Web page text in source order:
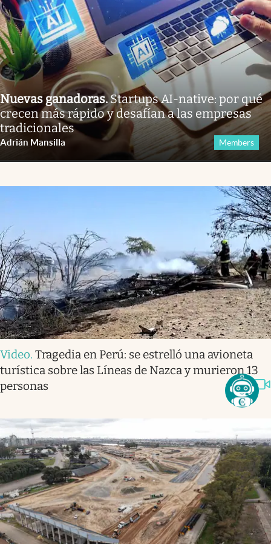
Nuevas ganadoras.Startups AI-native: por qué
crecen más rápido y desafían a las empresas
tradicionales
Adrián Mansilla Members
Video. Tragedia en Perú: se estrelló una avioneta
turística sobre las Líneas de Nazca y murieron 13
personas